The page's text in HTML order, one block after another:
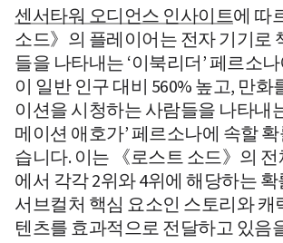
센서타워 오디언스 인사이트에 따
소드》의 플레이어는 전자 기기로
들을 나타내는 ‘이북리더’ 페르소
이 일반 인구 대비 560% 높고, 만화
이션을 시청하는 사람들을 나타내
메이션 애호가’ 페르소나에 속할
습니다. 이는 《로스트 소드》의
에서 각각 2위와 4위에 해당하는
서브컬처 핵심 요소인 스토리와 캐
텐츠를 효과적으로 전달하고 있음